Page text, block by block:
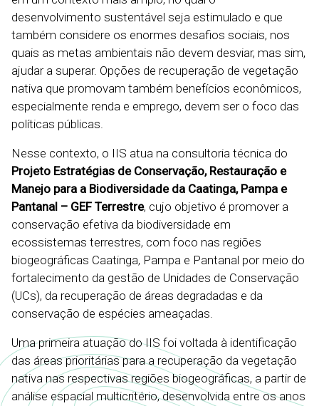
desenvolvimento sustentável seja estimulado e que
também considere os enormes desafios sociais, nos
quais as metas ambientais não devem desviar, mas sim,
ajudar a superar. Opções de recuperação de vegetação
nativa que promovam também benefícios econômicos,
especialmente renda e emprego, devem ser o foco das
políticas públicas.
Nesse contexto, o IIS atua na consultoria técnica do
Projeto Estratégias de Conservação, Restauração e
Manejo para a Biodiversidade da Caatinga, Pampa e
Pantanal – GEF Terrestre, cujo objetivo é promover a
conservação efetiva da biodiversidade em
ecossistemas terrestres, com foco nas regiões
biogeográficas Caatinga, Pampa e Pantanal por meio do
fortalecimento da gestão de Unidades de Conservação
(UCs), da recuperação de áreas degradadas e da
conservação de espécies ameaçadas.
Uma primeira atuação do IIS foi voltada à identificação
das áreas prioritárias para a recuperação da vegetação
nativa nas respectivas regiões biogeográficas, a partir de
análise espacial multicritério, desenvolvida entre os anos